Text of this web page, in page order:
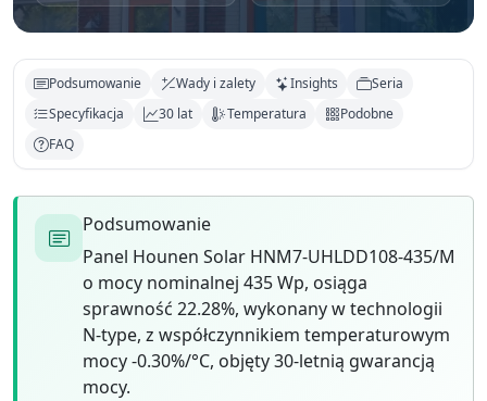
Podsumowanie Wady i zalety Insights
Seria
Specyfikacja
30 lat Temperatura
Podobne
FAQ
Podsumowanie
Panel Hounen Solar HNM7-UHLDD108-435/M
o mocy nominalnej 435 Wp, osiąga
sprawność 22.28%, wykonany w technologii
N-type, z współczynnikiem temperaturowym
mocy -0.30%/°C, objęty 30-letnią gwarancją
mocy.